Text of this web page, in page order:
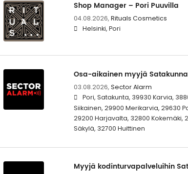
Shop Manager – Pori Puuvilla
04.08.2026, Rituals Cosmetics
Helsinki, Pori
Osa-aikainen myyjä
03.08.2026, Sector Alarm
Pori, Satakunta, 39930 Karvia,
Siikainen, 29900 Merikarvia, 29630
29200 Harjavalta, 32800 Kokemäki,
Säkylä, 32700 Huittinen
Myyjä kodinturvapalveluihin